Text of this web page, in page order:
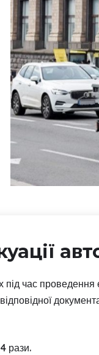
час проведення
рази.